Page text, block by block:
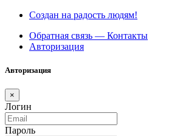
Создан на радость людям!
Обратная связь — Контакты
Авторизация
Авторизация
×
Логин
Пароль